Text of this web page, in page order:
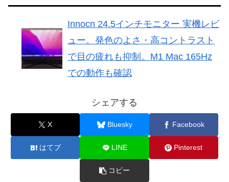
Innocn 24.5インチモニター 実機レビ
ュー。発色のよさ・高コントラスト
で目の疲れも抑制。M1 Mac 165Hz
での動作も確認
シェアする
X Bluesky Facebook
はてブ LINE Pinterest
コピー